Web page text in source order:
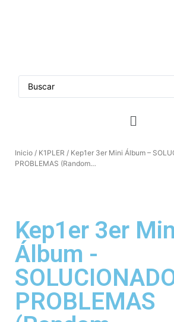
Inicio / K1PLER / Kep1er 3er Mini Álbum –
PROBLEMAS (Random…
Kep1er 3er
Álbum -
PROBLEMAS